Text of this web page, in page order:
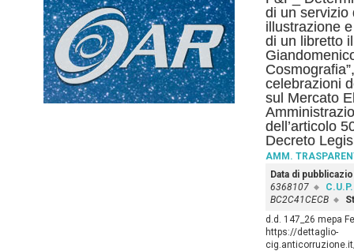
di un servizio
illustrazione
di un libretto
celebrazioni
sul Mercato
dell’articolo
Decreto
AMM.
Data di
6368107
C.U.P.
BC2C41CECB
d.d. 147_26 mepa
https://dettaglio-